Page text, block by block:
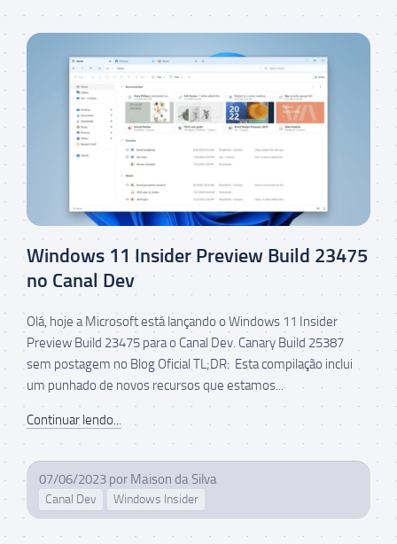
Windows 11 Insider Preview Build 23475
no Canal Dev
Olá, hoje a Microsoft está lançando o Windows 11 Insider
Preview Build 23475 para o Canal Dev. Canary Build 25387
sem postagem no Blog Oficial TL;DR: Esta compilação inclui
um punhado de novos recursos que estamos...
Continuar lendo...
07/06/2023 por Maison da Silva
Canal Dev Windows Insider